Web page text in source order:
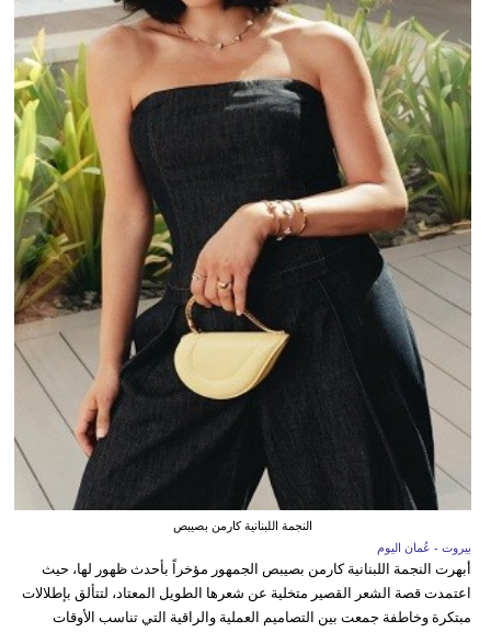
النجمة اللبنانية كارمن بصيبص
بيروت - عُمان اليوم
أبهرت النجمة اللبنانية كارمن بصيبص الجمهور مؤخراً بأحدث ظهور لها، حيث
اعتمدت قصة الشعر القصير متخلية عن شعرها الطويل المعتاد، لتتألق بإطلالات
مبتكرة وخاطفة جمعت بين التصاميم العملية والراقية التي تناسب الأوقات